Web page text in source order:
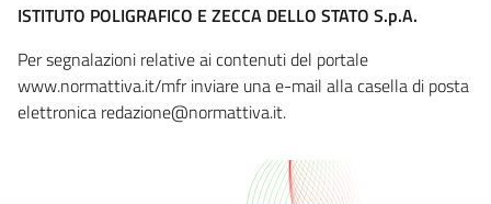
ISTITUTO POLIGRAFICO E ZECCA DELLO STATO S.p.A.
Per segnalazioni relative ai contenuti del portale
www.normattiva.it/mfr inviare una e-mail alla casella di posta
elettronica redazione@normattiva.it.